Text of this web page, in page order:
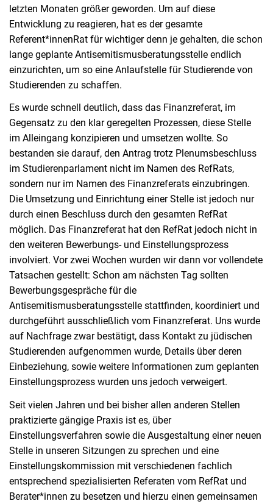
letzten Monaten größer geworden. Um auf diese
Entwicklung zu reagieren, hat es der gesamte
Referent*innenRat für wichtiger denn je gehalten, die schon
lange geplante Antisemitismusberatungsstelle endlich
einzurichten, um so eine Anlaufstelle für Studierende von
Studierenden zu schaffen.
Es wurde schnell deutlich, dass das Finanzreferat, im
Gegensatz zu den klar geregelten Prozessen, diese Stelle
im Alleingang konzipieren und umsetzen wollte. So
bestanden sie darauf, den Antrag trotz Plenumsbeschluss
im Studierenparlament nicht im Namen des RefRats,
sondern nur im Namen des Finanzreferats einzubringen.
Die Umsetzung und Einrichtung einer Stelle ist jedoch nur
durch einen Beschluss durch den gesamten RefRat
möglich. Das Finanzreferat hat den RefRat jedoch nicht in
den weiteren Bewerbungs- und Einstellungsprozess
involviert. Vor zwei Wochen wurden wir dann vor vollendete
Tatsachen gestellt: Schon am nächsten Tag sollten
Bewerbungsgespräche für die
Antisemitismusberatungsstelle stattfinden, koordiniert und
durchgeführt ausschließlich vom Finanzreferat. Uns wurde
auf Nachfrage zwar bestätigt, dass Kontakt zu jüdischen
Studierenden aufgenommen wurde, Details über deren
Einbeziehung, sowie weitere Informationen zum geplanten
Einstellungsprozess wurden uns jedoch verweigert.
Seit vielen Jahren und bei bisher allen anderen Stellen
praktizierte gängige Praxis ist es, über
Einstellungsverfahren sowie die Ausgestaltung einer neuen
Stelle in unseren Sitzungen zu sprechen und eine
Einstellungskommission mit verschiedenen fachlich
entsprechend spezialisierten Referaten vom RefRat und
Berater*innen zu besetzen und hierzu einen gemeinsamen